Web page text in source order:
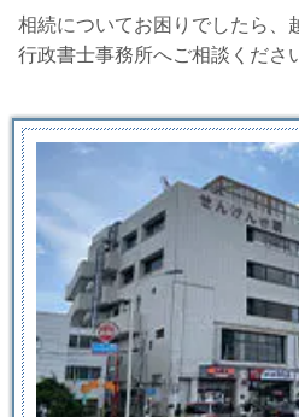
相続についてお困りでしたら、
行政書士事務所へご相談くださ